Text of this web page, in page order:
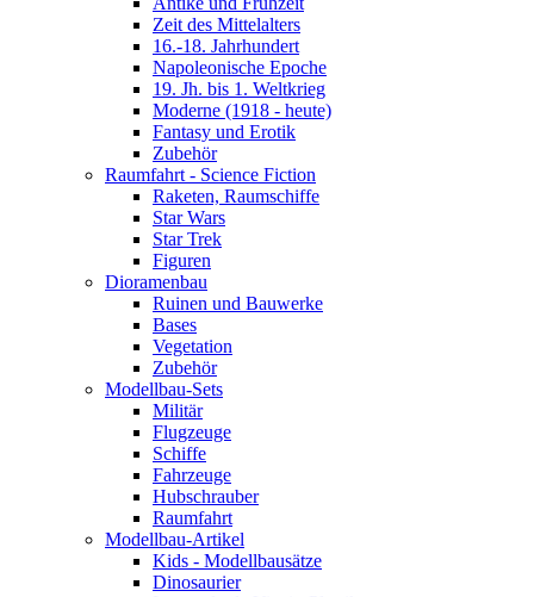
Zeit des Mittelalters
16.-18. Jahrhundert
Napoleonische Epoche
19. Jh. bis 1. Weltkrieg
Moderne (1918 - heute)
Fantasy und Erotik
Zubehör
Raumfahrt - Science Fiction
Raketen, Raumschiffe
Star Wars
Star Trek
Figuren
Dioramenbau
Ruinen und Bauwerke
Bases
Vegetation
Zubehör
Modellbau-Sets
Militär
Flugzeuge
Schiffe
Fahrzeuge
Hubschrauber
Raumfahrt
Modellbau-Artikel
Kids - Modellbausätze
Dinosaurier